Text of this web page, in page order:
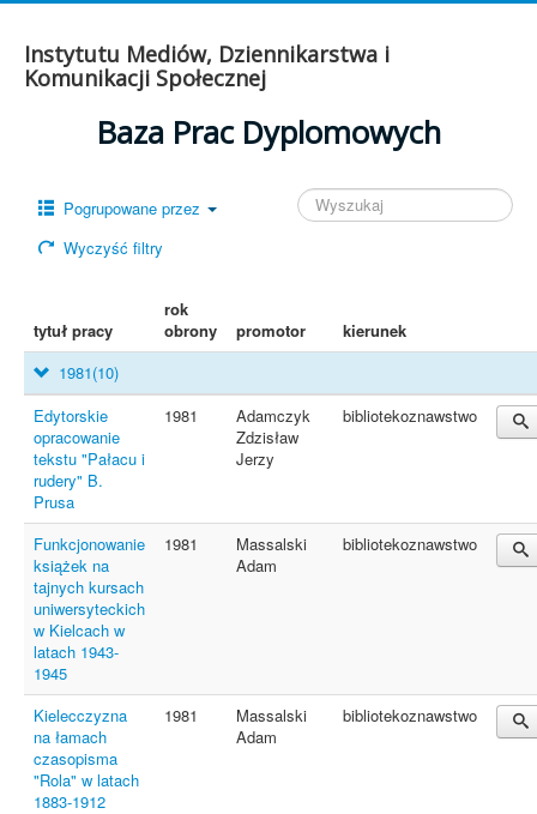
Instytutu Mediów, Dziennikarstwa i
Komunikacji Społecznej
Baza Prac Dyplomowych
Pogrupowane przez
Wyczyść filtry
tytuł pracy
rok
obrony
promotor kierunek
1981(10)
Edytorskie
opracowanie
tekstu "Pałacu i
rudery" B.
Prusa
1981
Adamczyk
Zdzisław
Jerzy
bibliotekoznawstwo
Funkcjonowanie
książek na
tajnych kursach
uniwersyteckich
w Kielcach w
latach 1943-
1945
1981
Massalski
Adam
bibliotekoznawstwo
Kielecczyzna
na łamach
czasopisma
"Rola" w latach
1883-1912
1981
Massalski
Adam
bibliotekoznawstwo